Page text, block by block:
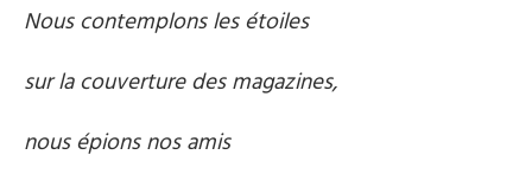
Nous contemplons les étoiles
sur la couverture des magazines,
nous épions nos amis